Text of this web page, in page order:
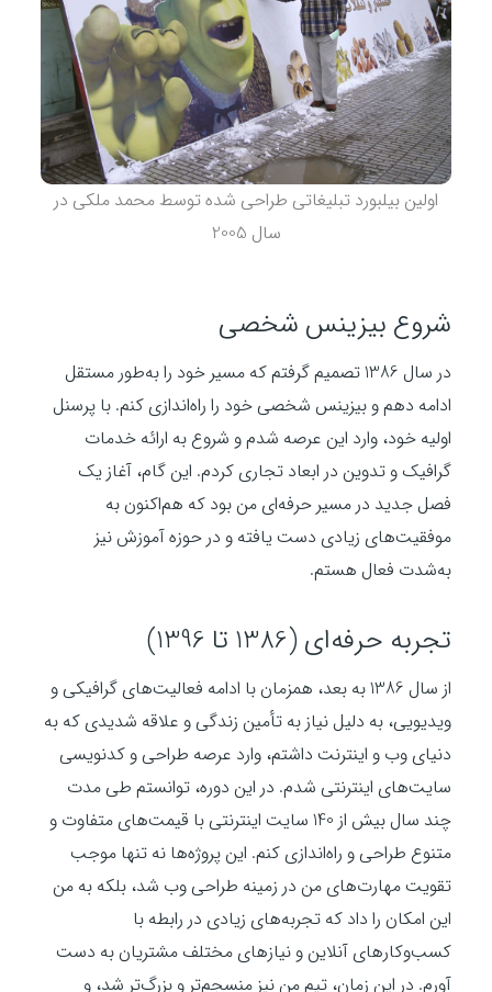
اولین بیلبورد تبلیغاتی طراحی شده توسط محمد ملکی در
سال 2005
شروع بیزینس شخصی
در سال 1386 تصمیم گرفتم که مسیر خود را به‌طور مستقل
ادامه دهم و بیزینس شخصی خود را راه‌اندازی کنم. با پرسنل
اولیه خود، وارد این عرصه شدم و شروع به ارائه خدمات
گرافیک و تدوین در ابعاد تجاری کردم. این گام، آغاز یک
فصل جدید در مسیر حرفه‌ای من بود که هم‌اکنون به
موفقیت‌های زیادی دست یافته و در حوزه آموزش نیز
به‌شدت فعال هستم.
تجربه حرفه‌ای (1386 تا 1396)
از سال 1386 به بعد، همزمان با ادامه فعالیت‌های گرافیکی و
ویدیویی، به دلیل نیاز به تأمین زندگی و علاقه شدیدی که به
دنیای وب و اینترنت داشتم، وارد عرصه طراحی و کدنویسی
سایت‌های اینترنتی شدم. در این دوره، توانستم طی مدت
چند سال بیش از 140 سایت اینترنتی با قیمت‌های متفاوت و
متنوع طراحی و راه‌اندازی کنم. این پروژه‌ها نه تنها موجب
تقویت مهارت‌های من در زمینه طراحی وب شد، بلکه به من
این امکان را داد که تجربه‌های زیادی در رابطه با
کسب‌وکارهای آنلاین و نیازهای مختلف مشتریان به دست
آورم. در این زمان، تیم من نیز منسجم‌تر و بزرگ‌تر شد، و